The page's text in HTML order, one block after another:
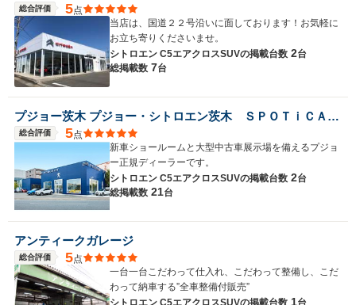
総合評価 5点
当店は、国道２２号沿いに面しております！お気軽に
お立ち寄りくださいませ。
シトロエン C5エアクロスSUVの掲載台数 2台
総掲載数 7台
プジョー茨木 プジョー・シトロエン茨木 ＳＰＯＴｉＣＡＲコーナー
総合評価 5点
新車ショールームと大型中古車展示場を備えるプジョ
ー正規ディーラーです。
シトロエン C5エアクロスSUVの掲載台数 2台
総掲載数 21台
アンティークガレージ
総合評価 5点
一台一台こだわって仕入れ、こだわって整備し、こだ
わって納車する”全車整備付販売”
シトロエン C5エアクロスSUVの掲載台数 1台